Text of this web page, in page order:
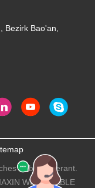
Bezirk Bao'an,
Kabel Lieferant.
WIRE&CABLE